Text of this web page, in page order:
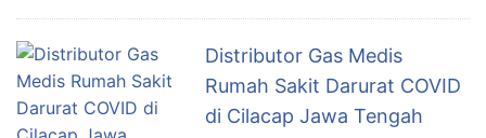
Distributor Gas Medis
Rumah Sakit Darurat COVID
di Cilacap Jawa Tengah